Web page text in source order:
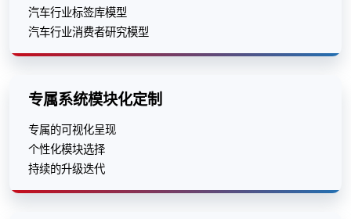
汽车行业标签库模型
汽车行业消费者研究模型
专属系统模块化定制
专属的可视化呈现
个性化模块选择
持续的升级迭代